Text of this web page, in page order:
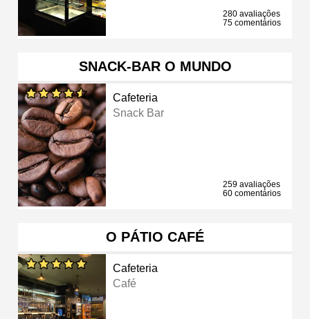
280 avaliações
75 comentários
SNACK-BAR O MUNDO
Cafeteria
Snack Bar
259 avaliações
60 comentários
O PÁTIO CAFÉ
Cafeteria
Café